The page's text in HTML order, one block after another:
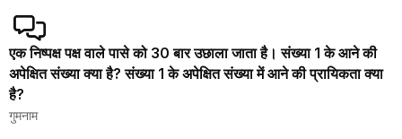
एक निष्पक्ष पक्ष वाले पासे को 30 बार उछाला जाता है। संख्या 1 के आने की
अपेक्षित संख्या क्या है? संख्या 1 के अपेक्षित संख्या में आने की प्रायिकता क्या
है?
गुमनाम